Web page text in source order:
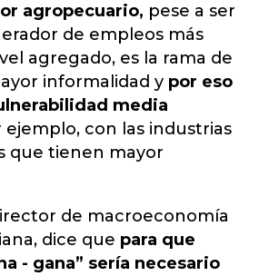
agropecuario, pese a ser
de empleos más
agregado, es la rama de
informalidad y por eso
media
con las industrias
que tienen mayor
de macroeconomía
dice que para que
- gana” sería necesario